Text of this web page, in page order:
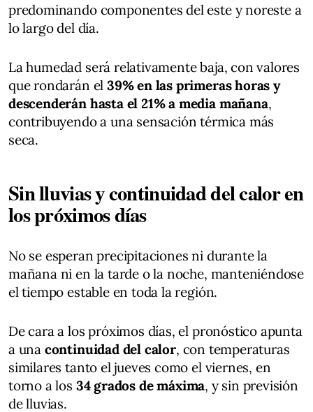
predominando componentes del este y noreste a
lo largo del día.
La humedad será relativamente baja, con valores
que rondarán el 39% en las primeras horas y
descenderán hasta el 21% a media mañana,
contribuyendo a una sensación térmica más
seca.
Sin lluvias y continuidad del calor en
los próximos días
No se esperan precipitaciones ni durante la
mañana ni en la tarde o la noche, manteniéndose
el tiempo estable en toda la región.
De cara a los próximos días, el pronóstico apunta
a una continuidad del calor, con temperaturas
similares tanto el jueves como el viernes, en
torno a los 34 grados de máxima, y sin previsión
de lluvias.